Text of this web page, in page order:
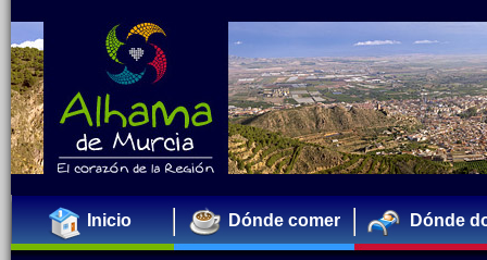
Inicio Dónde comer Dónde